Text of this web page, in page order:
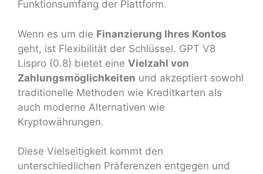
Funktionsumfang der Plattform.
Wenn es um die Finanzierung Ihres Kontos
geht, ist Flexibilität der Schlüssel. GPT V8
Lispro (0.8) bietet eine Vielzahl von
Zahlungsmöglichkeiten und akzeptiert sowohl
traditionelle Methoden wie Kreditkarten als
auch moderne Alternativen wie
Kryptowährungen.
Diese Vielseitigkeit kommt den
unterschiedlichen Präferenzen entgegen und